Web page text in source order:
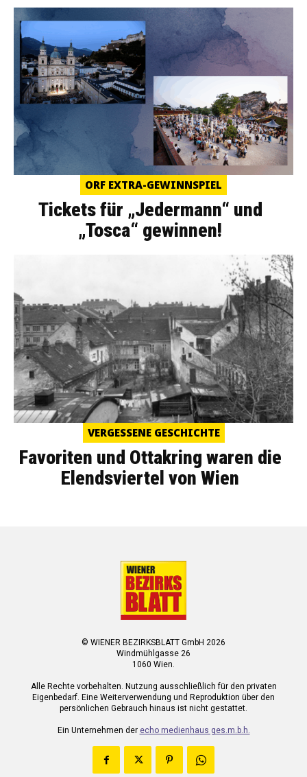
ORF EXTRA-GEWINNSPIEL
Tickets für „Jedermann“ und
„Tosca“ gewinnen!
VERGESSENE GESCHICHTE
Favoriten und Ottakring waren die
Elendsviertel von Wien
© WIENER BEZIRKSBLATT GmbH 2026
Windmühlgasse 26
1060 Wien.
Alle Rechte vorbehalten. Nutzung ausschließlich für den privaten
Eigenbedarf. Eine Weiterverwendung und Reproduktion über den
persönlichen Gebrauch hinaus ist nicht gestattet.
Ein Unternehmen der echo medienhaus ges.m.b.h.